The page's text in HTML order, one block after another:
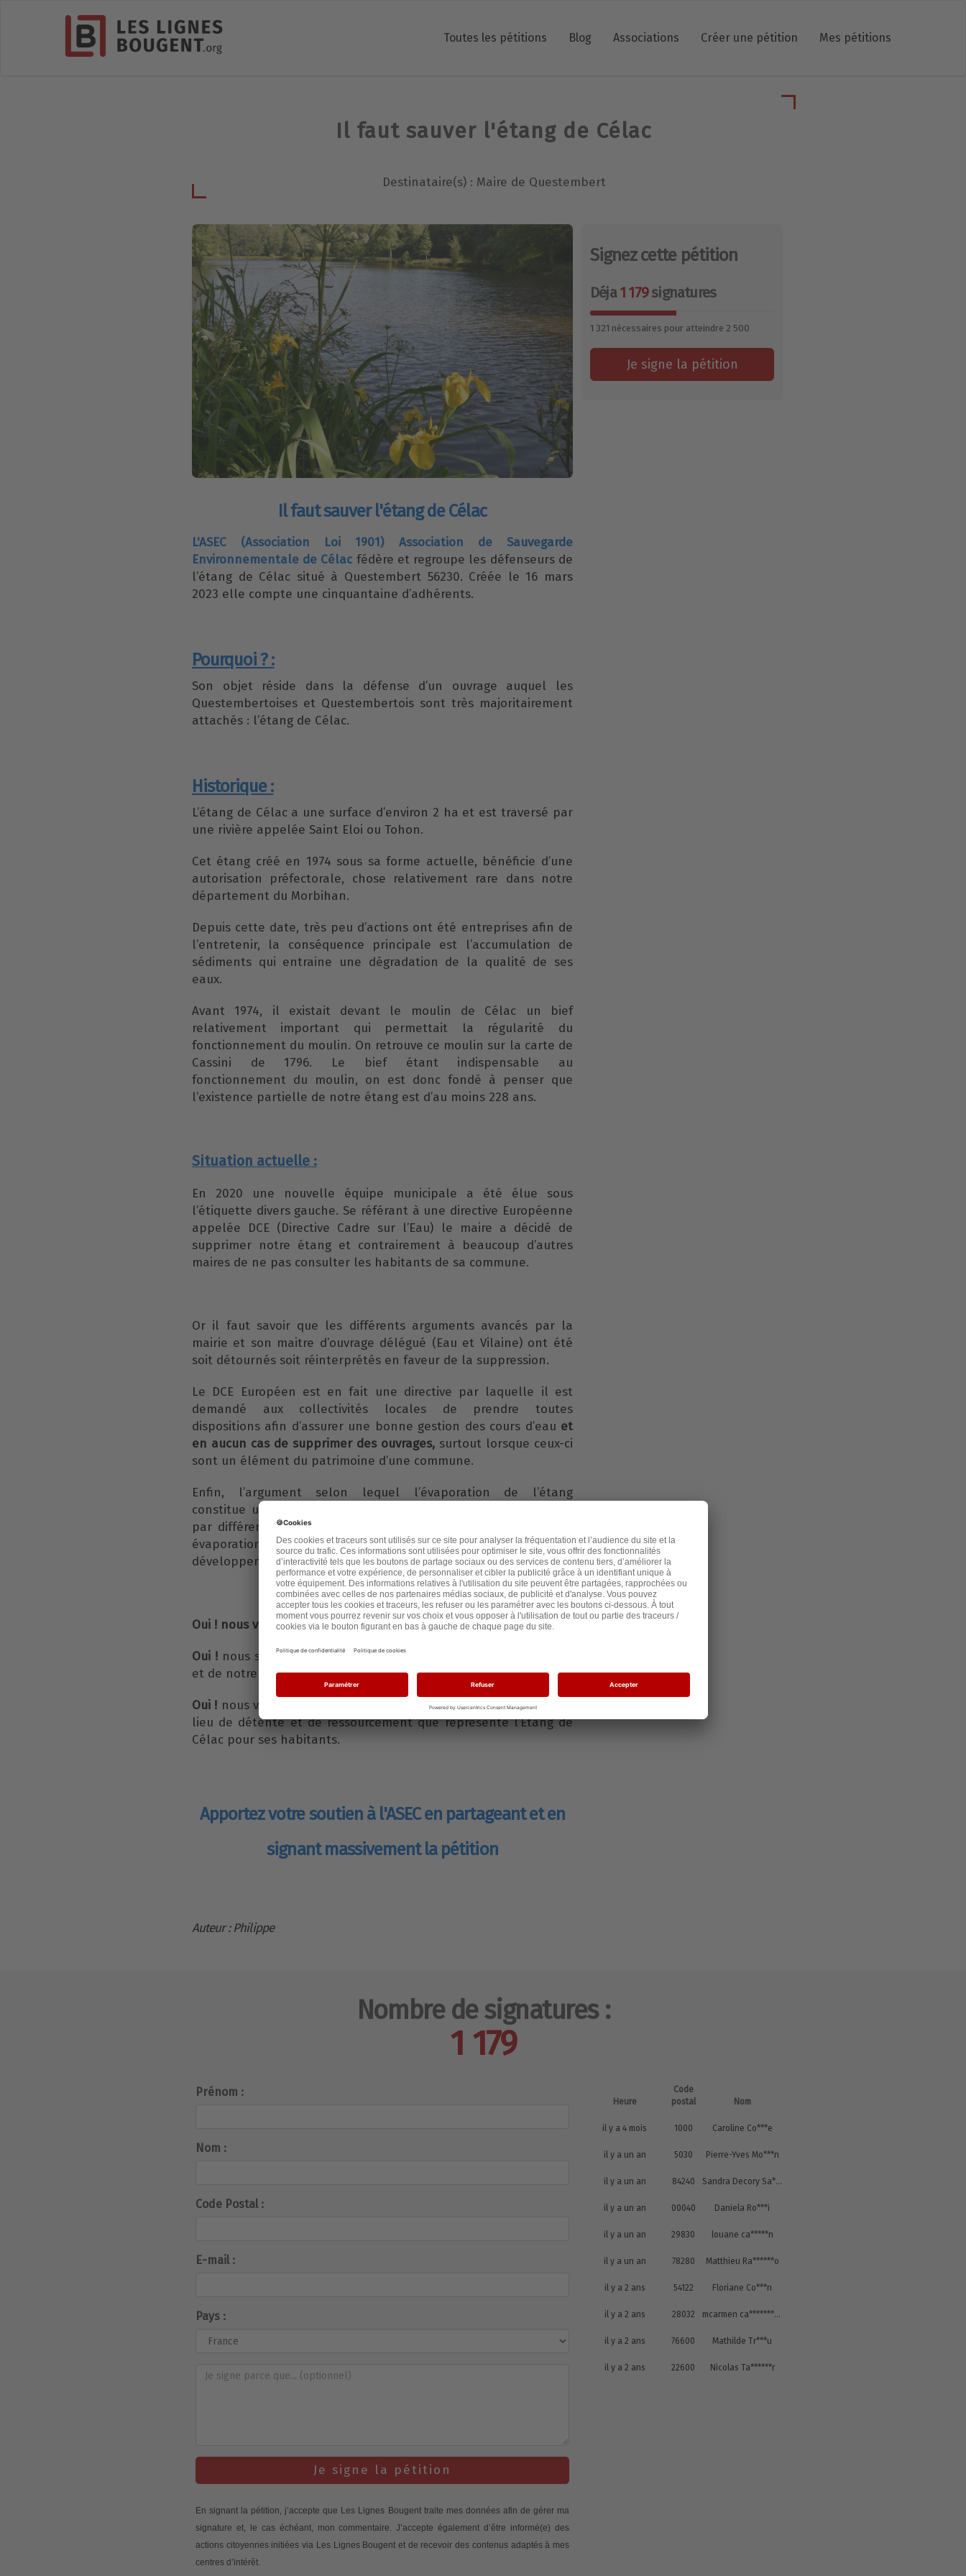
Toutes les pétitions Blog Associations Créer une pétition Mes pétitions
Il faut sauver l'étang de Célac
Destinataire(s) : Maire de Questembert
Il faut sauver l'étang de Célac
L'ASEC (Association Loi 1901) Association de Sauvegarde
Environnementale de Célac fédère et regroupe les défenseurs de
l’étang de Célac situé à Questembert 56230. Créée le 16 mars
2023 elle compte une cinquantaine d’adhérents.
Pourquoi ? :
Son objet réside dans la défense d’un ouvrage auquel les
Questembertoises et Questembertois sont très majoritairement
attachés : l’étang de Célac.
Historique :
L’étang de Célac a une surface d’environ 2 ha et est traversé par
une rivière appelée Saint Eloi ou Tohon.
Cet étang créé en 1974 sous sa forme actuelle, bénéficie d’une
autorisation préfectorale, chose relativement rare dans notre
département du Morbihan.
Depuis cette date, très peu d’actions ont été entreprises afin de
l’entretenir, la conséquence principale est l’accumulation de
sédiments qui entraine une dégradation de la qualité de ses
eaux.
Avant 1974, il existait devant le moulin de Célac un bief
relativement important qui permettait la régularité du
fonctionnement du moulin. On retrouve ce moulin sur la carte de
Cassini de 1796. Le bief étant indispensable au
fonctionnement du moulin, on est donc fondé à penser que
l’existence partielle de notre étang est d’au moins 228 ans.
Situation actuelle :
En 2020 une nouvelle équipe municipale a été élue sous
l’étiquette divers gauche. Se référant à une directive Européenne
appelée DCE (Directive Cadre sur l’Eau) le maire a décidé de
supprimer notre étang et contrairement à beaucoup d’autres
maires de ne pas consulter les habitants de sa commune.
Or il faut savoir que les différents arguments avancés par la
mairie et son maitre d’ouvrage délégué (Eau et Vilaine) ont été
soit détournés soit réinterprétés en faveur de la suppression.
Le DCE Européen est en fait une directive par laquelle il est
demandé aux collectivités locales de prendre toutes
dispositions afin d’assurer une bonne gestion des cours d’eau et
en aucun cas de supprimer des ouvrages, surtout lorsque ceux-ci
sont un élément du patrimoine d’une commune.
Enfin, l’argument selon lequel l’évaporation de l’étang
constitue une atteinte à l’environnement est battu en brèche
par différentes études démontrant bien au contraire que cette
évaporation constitue un support indispensable au
développement de la biodiversité.
Oui ! nous voulons garder notre étang
Oui ! nous sommes partisans d’une réhabilitation de notre étang
et de notre rivière et de la protection de sa biodiversité
Oui ! nous voulons que Questembert jouisse pour longtemps d’un
lieu de détente et de ressourcement que représente l’Etang de
Célac pour ses habitants.
Apportez votre soutien à l'ASEC en partageant et en
signant massivement la pétition
Auteur : Philippe
Signez cette pétition
Déja1 179signatures
1 321 nécessaires pour atteindre 2 500
Je signe la pétition
Nombre de signatures :
1 179
Prénom :
Nom :
Code Postal :
E-mail :
Pays :
Je signe la pétition
En signant la pétition, j’accepte que Les Lignes Bougent traite mes données afin de gérer ma
signature et, le cas échéant, mon commentaire. J’accepte également d’être informé(e) des
actions citoyennes initiées via Les Lignes Bougent et de recevoir des contenus adaptés à mes
centres d’intérêt.
Heure
Code
postal
Nom
il y a 4 mois 1000 Caroline Co***e
il y a un an 5030 Pierre-Yves Mo***n
il y a un an 84240 Sandra Decory Sa*********y
il y a un an 00040 Daniela Ro***i
il y a un an 29830 louane ca*****n
il y a un an 78280 Matthieu Ra******o
il y a 2 ans 54122 Floriane Co***n
il y a 2 ans 28032 mcarmen ca*********s
il y a 2 ans 76600 Mathilde Tr***u
il y a 2 ans 22600 Nicolas Ta******r